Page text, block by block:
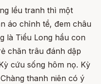
lều tranh thì một
áo chỉnh tề, đem châu
là Tiểu Long hầu con
chăn trâu đánh dập
cứu sống hôm nọ. Kỳ
thanh niên có ý